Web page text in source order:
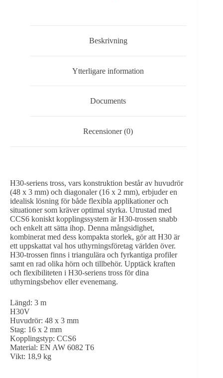
Beskrivning
Ytterligare information
Documents
Recensioner (0)
H30-seriens tross, vars konstruktion består av huvudrör
(48 x 3 mm) och diagonaler (16 x 2 mm), erbjuder en
idealisk lösning för både flexibla applikationer och
situationer som kräver optimal styrka. Utrustad med
CCS6 koniskt kopplingssystem är H30-trossen snabb
och enkelt att sätta ihop. Denna mångsidighet,
kombinerat med dess kompakta storlek, gör att H30 är
ett uppskattat val hos uthyrningsföretag världen över.
H30-trossen finns i triangulära och fyrkantiga profiler
samt en rad olika hörn och tillbehör. Upptäck kraften
och flexibiliteten i H30-seriens tross för dina
uthyrningsbehov eller evenemang.
Längd: 3 m
H30V
Huvudrör: 48 x 3 mm
Stag: 16 x 2 mm
Kopplingstyp: CCS6
Material: EN AW 6082 T6
Vikt: 18,9 kg